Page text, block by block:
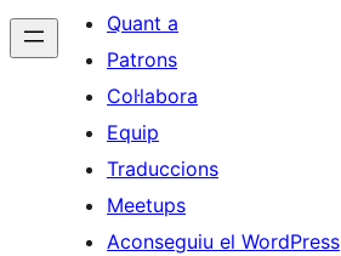
Quant a
Patrons
Col·labora
Equip
Traduccions
Meetups
Aconseguiu el WordPress